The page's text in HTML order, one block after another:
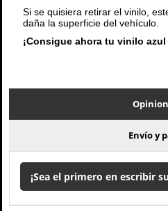
Si se quisiera retirar el vinilo,
daña la superficie del vehículo.
¡Consigue ahora tu vinilo
Envío y
¡Sea el primero en escribir